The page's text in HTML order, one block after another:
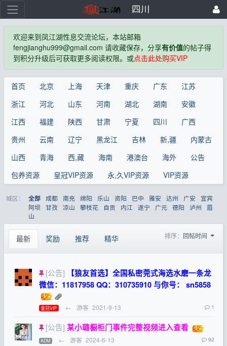
四川
欢迎来到凤江湖性息交流论坛，本站邮箱
fengjianghu999@gmail.com 请收藏保存，分享有价值的帖子得
到积分升级后可获取更多阅读权限。或点击此处购买VIP
首页 北京 上海 天津 重庆 广东
江苏
浙江
河北 山东 河南 湖北 湖南
安徽
江西
福建 陕西 甘肃 宁夏 四川
广西
贵州
云南 辽宁 黑龙江 吉林 新,疆
内蒙古
山西
青海 西,藏 海南 港澳台 海外
公告
包养资源
皇冠VIP资源 永,久VIP资源 VIP资源
城区： 全部 成都 南充 绵阳 乐山 资阳 巴中 雅安 达州 广安
宜宾
阿坝
甘孜 凉山 攀枝花 自贡 内江 遂宁 广元 德阳 泸州
眉
山
最新 奖励 推荐 精华 排序： 回帖时间
[公告]
【狼友首选】全国私密莞式海选水磨一条龙
微信：11817958 QQ：310735910 与你号： sn5858
皇冠VIP ← 游客 2021-9-13 1
[公告] 某小璐橱柜门事件完整视频进入查看
ADM ← 游客 2024-6-13 92